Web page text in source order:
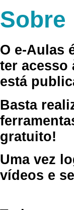
Sobre
O e-Aulas
ter acesso
está
Basta
gratuito!
Uma vez
vídeos e